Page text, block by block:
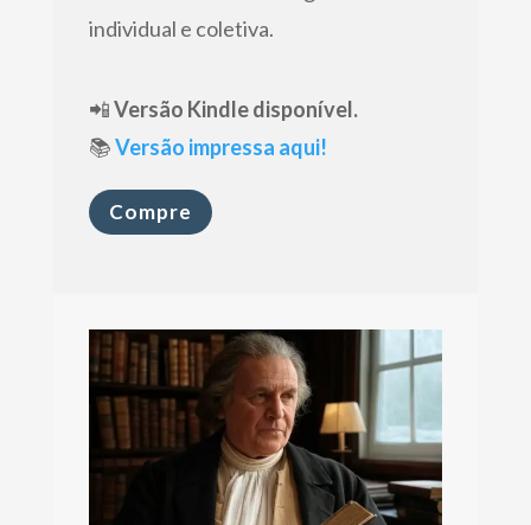
individual e coletiva.
📲Versão Kindle disponível.
📚Versão impressa aqui!
Compre